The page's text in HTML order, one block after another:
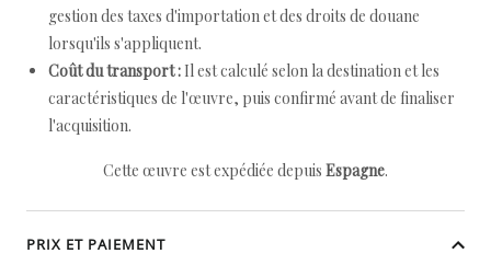
gestion des taxes d'importation et des droits de douane
lorsqu'ils s'appliquent.
Coût du transport : Il est calculé selon la destination et les
caractéristiques de l'œuvre, puis confirmé avant de finaliser
l'acquisition.
Cette œuvre est expédiée depuis Espagne.
PRIX ET PAIEMENT